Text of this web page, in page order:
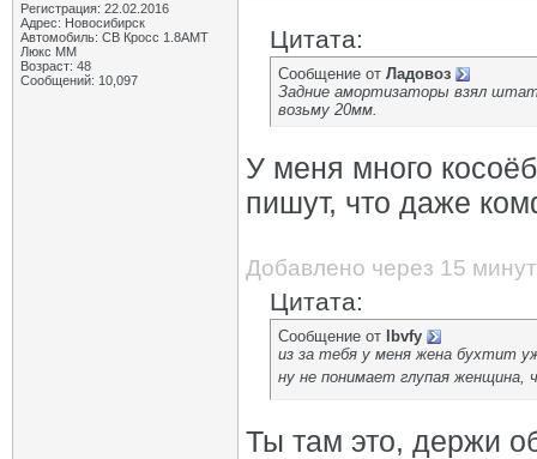
Регистрация: 22.02.2016
Адрес: Новосибирск
Автомобиль: СВ Кросс 1.8АМТ
Люкс ММ
Возраст: 48
Сообщений: 10,097
Цитата:
Сообщение от Ладовоз
Задние амортизаторы взял
возьму 20мм.
У меня много
пишут, что даже
Добавлено через 15 минут
Цитата:
Сообщение от
lbvfy
из за тебя у меня жена бухтит
ну не понимает глупая женщина,
Ты там это, держи